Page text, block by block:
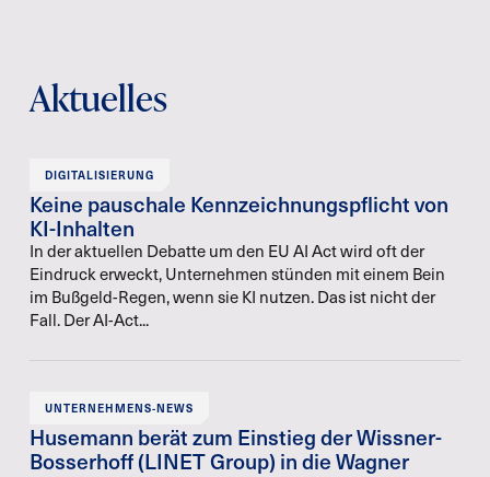
Aktuelles
DIGITALISIERUNG
Keine pauschale Kennzeichnungspflicht von
KI-Inhalten
In der aktuellen Debatte um den EU AI Act wird oft der
Eindruck erweckt, Unternehmen stünden mit einem Bein
im Bußgeld-Regen, wenn sie KI nutzen. Das ist nicht der
Fall. Der AI-Act...
UNTERNEHMENS-NEWS
Husemann berät zum Einstieg der Wissner-
Bosserhoff (LINET Group) in die Wagner